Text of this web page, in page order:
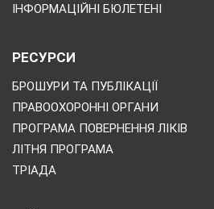
ІНФОРМАЦІЙНІ БЮЛЕТЕНІ
РЕСУРСИ
БРОШУРИ ТА ПУБЛІКАЦІЇ
ПРАВООХОРОННІ ОРГАНИ
ПРОГРАМА ПОВЕРНЕННЯ ЛІКІВ
ЛІТНЯ ПРОГРАМА
ТРІАДА